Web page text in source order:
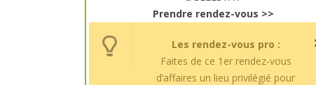
Prendre rendez-vous >>
Les rendez-vous pro :
Faites de ce 1er rendez-vous
d’affaires un lieu privilégié pour